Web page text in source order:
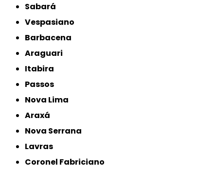
Sabará
Vespasiano
Barbacena
Araguari
Itabira
Passos
Nova Lima
Araxá
Nova Serrana
Lavras
Coronel Fabriciano